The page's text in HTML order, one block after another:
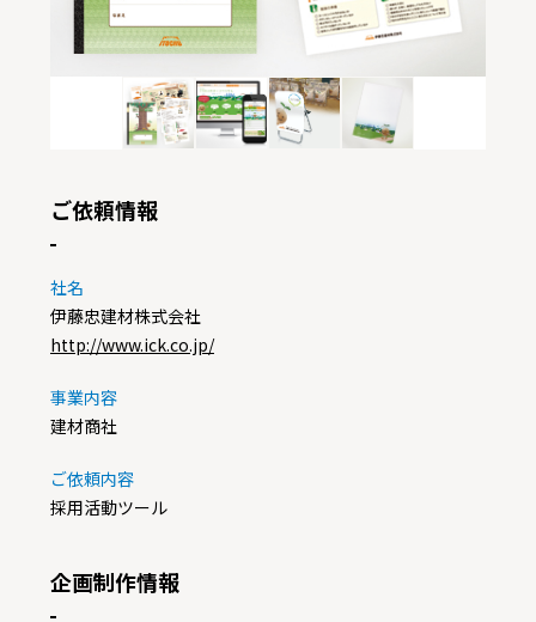
ご依頼情報
社名
伊藤忠建材株式会社
http://www.ick.co.jp/
事業内容
建材商社
ご依頼内容
採用活動ツール
企画制作情報